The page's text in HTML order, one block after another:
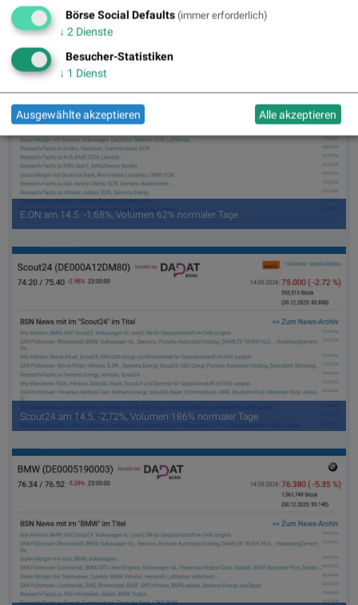
Volkswagen Vz. am 14.5. 2,68%, Volumen 88% normaler Tage
E.ON am 14.5. -1,68%, Volumen 62% normaler Tage
Scout24 am 14.5. -2,72%, Volumen 186% normaler Tage
Börse Social Defaults (immer erforderlich)
↓ 2 Dienste
Besucher-Statistiken
↓ 1 Dienst
Ausgewählte akzeptieren Alle akzeptieren